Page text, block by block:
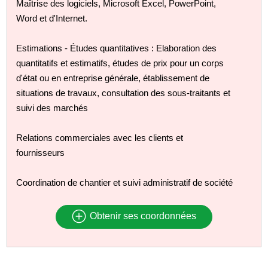
Maîtrise des logiciels, Microsoft Excel, PowerPoint,
Word et d'Internet.
Estimations - Études quantitatives : Elaboration des
quantitatifs et estimatifs, études de prix pour un corps
d'état ou en entreprise générale, établissement de
situations de travaux, consultation des sous-traitants et
suivi des marchés
Relations commerciales avec les clients et
fournisseurs
Coordination de chantier et suivi administratif de société
Obtenir ses coordonnées